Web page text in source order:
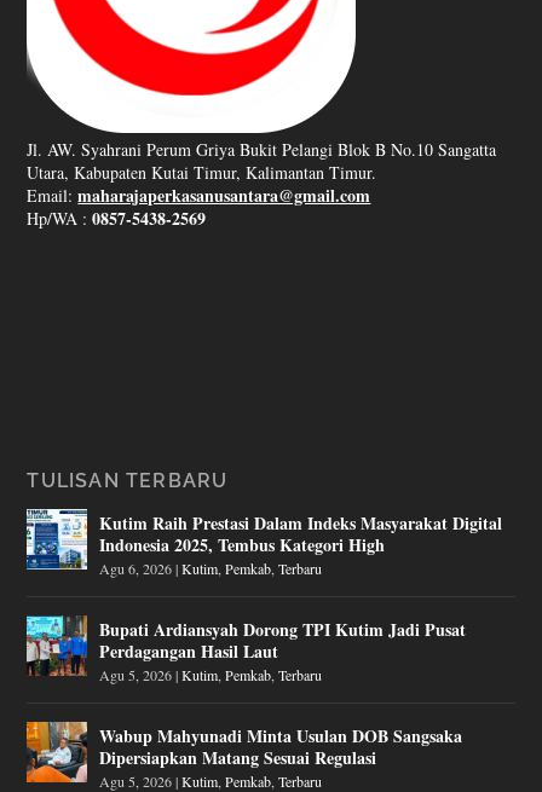
Jl. AW. Syahrani Perum Griya Bukit Pelangi Blok B No.10 Sangatta
Utara, Kabupaten Kutai Timur, Kalimantan Timur.
Email:maharajaperkasanusantara@gmail.com
Hp/WA :0857-5438-2569
TULISAN TERBARU
Kutim Raih Prestasi Dalam Indeks Masyarakat Digital
Indonesia 2025, Tembus Kategori High
Agu 6, 2026|Kutim ,Pemkab ,Terbaru
Bupati Ardiansyah Dorong TPI Kutim Jadi Pusat
Perdagangan Hasil Laut
Agu 5, 2026|Kutim ,Pemkab ,Terbaru
Wabup Mahyunadi Minta Usulan DOB Sangsaka
Dipersiapkan Matang Sesuai Regulasi
Agu 5, 2026|Kutim ,Pemkab ,Terbaru